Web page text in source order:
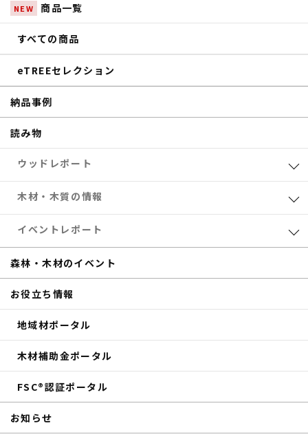
NEW 商品一覧
すべての商品
eTREEセレクション
納品事例
読み物
ウッドレポート
業界レポート
eTREEコラム
サステナブル
木材・木質の情報
森林・木材のお得情報
木材加工
補助金
商品紹介
イベントレポート
共催セミナー
eTREE TALK
森の未来会議
その他のイベントレポート
森林・木材のイベント
お役立ち情報
地域材ポータル
木材補助金ポータル
FSC®認証ポータル
お知らせ